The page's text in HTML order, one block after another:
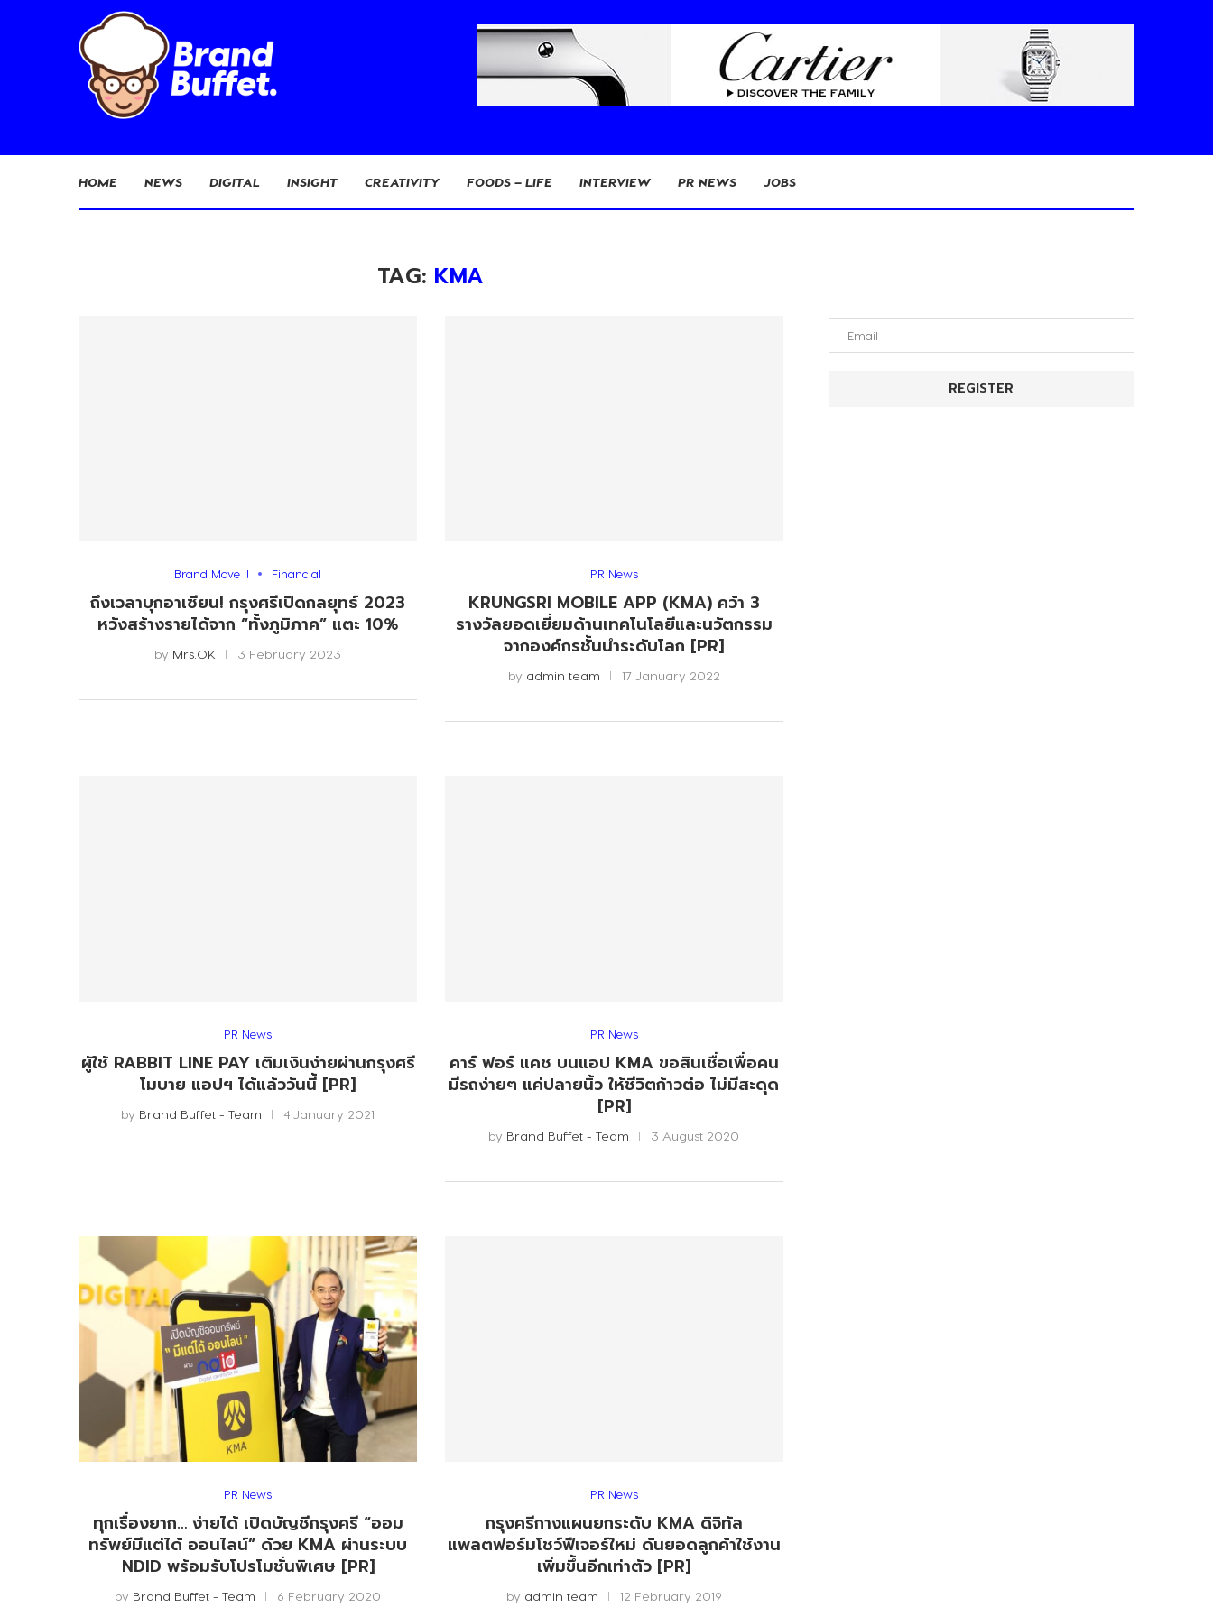
HOME NEWS DIGITAL INSIGHT CREATIVITY FOODS – LIFE INTERVIEW PR NEWS JOBS
TAG: KMA
Brand Move !! Financial
ถึงเวลาบุกอาเซียน! กรุงศรีเปิดกลยุทธ์ 2023
หวังสร้างรายได้จาก “ทั้งภูมิภาค” แตะ 10%
by Mrs.OK 3 February 2023
PR News
KRUNGSRI MOBILE APP (KMA) คว้า 3
รางวัลยอดเยี่ยมด้านเทคโนโลยีและนวัตกรรม
จากองค์กรชั้นนำระดับโลก [PR]
by admin team 17 January 2022
PR News
ผู้ใช้ RABBIT LINE PAY เติมเงินง่ายผ่านกรุงศรี
โมบาย แอปฯ ได้แล้ววันนี้ [PR]
by Brand Buffet - Team 4 January 2021
PR News
คาร์ ฟอร์ แคช บนแอป KMA ขอสินเชื่อเพื่อคน
มีรถง่ายๆ แค่ปลายนิ้ว ให้ชีวิตก้าวต่อ ไม่มีสะดุด
[PR]
by Brand Buffet - Team 3 August 2020
PR News
ทุกเรื่องยาก… ง่ายได้ เปิดบัญชีกรุงศรี “ออม
ทรัพย์มีแต่ได้ ออนไลน์” ด้วย KMA ผ่านระบบ
NDID พร้อมรับโปรโมชั่นพิเศษ [PR]
by Brand Buffet - Team 6 February 2020
PR News
กรุงศรีกางแผนยกระดับ KMA ดิจิทัล
แพลตฟอร์มโชว์ฟีเจอร์ใหม่ ดันยอดลูกค้าใช้งาน
เพิ่มขึ้นอีกเท่าตัว [PR]
by admin team 12 February 2019